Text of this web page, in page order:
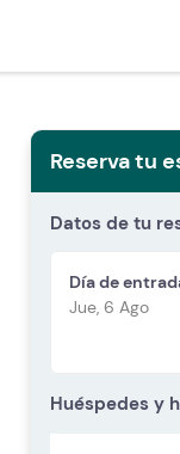
Reserva tu
Datos de tu
Día de
Jue, 6 Ago
Huéspedes y